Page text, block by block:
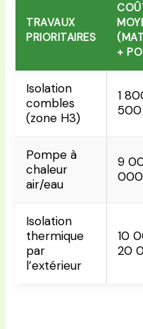
TRAVAUX
PRIORITAIRES
+
Isolation
combles
(zone H3)
1
Pompe à
chaleur
air/eau
9
Isolation
thermique
par
l’extérieur
10
20